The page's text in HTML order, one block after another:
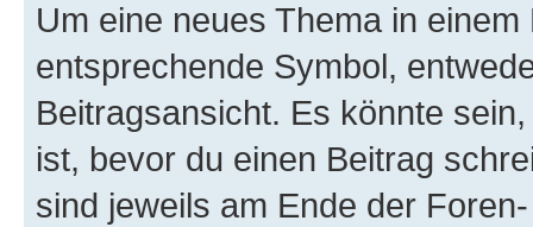
Um eine neues Thema in
entsprechende Symbol,
Beitragsansicht. Es könnte
ist, bevor du einen Beitrag
sind jeweils am Ende der